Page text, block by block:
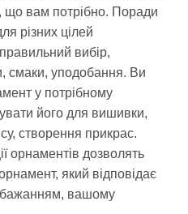
що вам потрібно. Поради
різних цілей
вибір,
смаки, уподобання. Ви
у потрібному
його для вишивки,
створення прикрас.
орнаментів дозволять
який відповідає
вашому